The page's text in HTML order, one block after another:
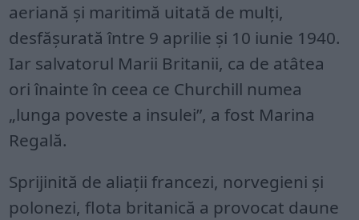
aeriană și maritimă uitată de mulți,
desfășurată între 9 aprilie și 10 iunie 1940.
Iar salvatorul Marii Britanii, ca de atâtea
ori înainte în ceea ce Churchill numea
„lunga poveste a insulei”, a fost Marina
Regală.
Sprijinită de aliații francezi, norvegieni și
polonezi, flota britanică a provocat daune